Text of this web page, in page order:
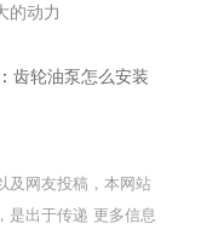
的动力
齿轮油泵怎么安装
及网友投稿，本网站
是出于传递 更多信息